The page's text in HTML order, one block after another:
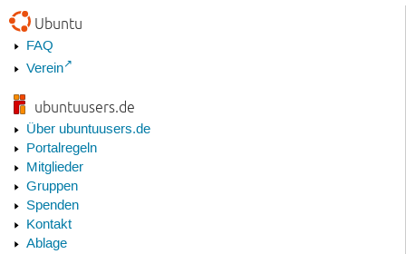
Ubuntu
FAQ
Verein
ubuntuusers.de
Über ubuntuusers.de
Portalregeln
Mitglieder
Gruppen
Spenden
Kontakt
Ablage